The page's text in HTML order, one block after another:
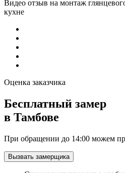
Видео отзыв на монтаж
кухне
Оценка заказчика
Бесплатный замер
в Тамбове
При обращении до 14:00 можем
Вызвать замерщика